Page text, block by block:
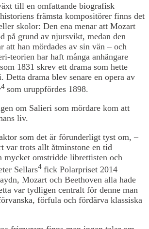
till en omfattande biografisk
främsta kompositörer finns det
skolor: Den ena menar att Mozart
på grund av njursvikt, medan den
att han mördades av sin vän – och
teorien har haft många anhängare
1831 skrev ett drama som hette
Detta drama blev senare en opera av
4 som uruppfördes 1898.
om Salieri som mördare kom att
liv.
som det är förunderligt tyst om, –
var trots allt åtminstone en tid
mycket omstridde librettisten och
Sellars4 fick Polarpriset 2014
Mozart och Beethoven alla hade
var tydligen centralt för denne man
förfula och fördärva klassiska